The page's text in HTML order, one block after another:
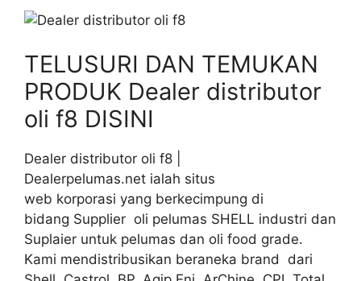
TELUSURI DAN TEMUKAN
PRODUK Dealer distributor
oli f8 DISINI
Dealer distributor oli f8 |
Dealerpelumas.net ialah situs
web korporasi yang berkecimpung di
bidang Supplier oli pelumas SHELL industri dan
Suplaier untuk pelumas dan oli food grade.
Kami mendistribusikan beraneka brand dari